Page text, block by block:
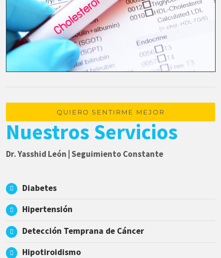
QUIERO SENTIRME MEJOR
Nuestros Servicios
Dr. Yasshid León | Seguimiento Constante
Diabetes
Hipertensión
Detección Temprana de Cáncer
Hipotiroidismo